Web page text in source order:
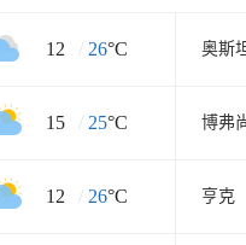
12 / 26°C 奥斯
15 / 25°C 博弗
12 / 26°C 亨克